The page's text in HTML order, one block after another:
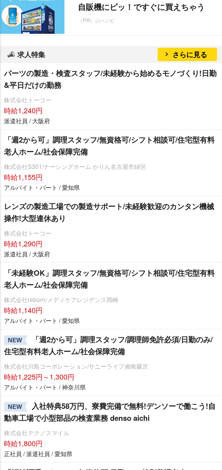
自販機にピッ！ですぐに買えちゃう
（PR）ジハンピ
求人特集 さらに見る
パーツの製造・検査スタッフ/未経験から始めるモノづくり!日勤
&平日だけの勤務
株式会社トーコー
時給1,240円
派遣社員 / 大阪府
「週2から可」調理スタッフ/無資格可/シフト相談可/住宅型有料
老人ホーム/社会保障完備
株式会社S301/ナーシングホーム かりん名古屋市緑区
時給1,155円
アルバイト・パート / 愛知県
レンズの製造工場での製造サポート/未経験歓迎のカンタン機械
操作!大型連休あり
株式会社トーコー
時給1,290円
派遣社員 / 大阪府
「未経験OK」調理スタッフ/無資格可/シフト相談可/住宅型有料
老人ホーム/社会保障完備
株式会社reborn/メディケアレジデンス岡崎
時給1,140円
アルバイト・パート / 愛知県
NEW
「週2から可」調理スタッフ/調理師免許必須/日勤のみ/
住宅型有料老人ホーム/社会保障完備
株式会社川島コーポレーション/サニーライフ湘南藤沢
時給1,225円～1,300円
アルバイト・パート / 神奈川県
NEW
入社特典58万円、寮費完備で無料!デンソーで働こう!自
動車工場で小型部品の検査業務 denso aichi
株式会社テクノスマイル
時給1,800円
正社員 / 派遣社員 / 愛知県